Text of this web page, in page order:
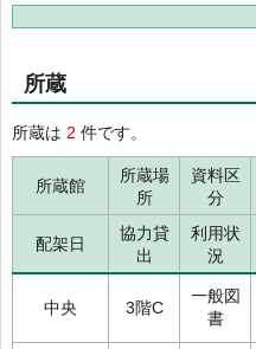
所蔵
所蔵は 2 件です。
所蔵館
所蔵場
所
資料区
分
配架日
協力貸
出
利用状
況
中央 3階C
一般図
書